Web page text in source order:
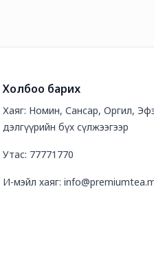
Холбоо барих
Хаяг: Номин, Сансар, Оргил,
дэлгүүрийн бүх сүлжээгээр
Утас: 77771770
И-мэйл хаяг: